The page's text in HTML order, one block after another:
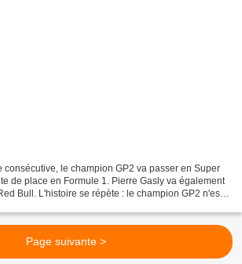
consécutive, le champion GP2 va passer en Super
de place en Formule 1. Pierre Gasly va également
Bull. L'histoire se répète : le champion GP2 n'est
Page suivante >